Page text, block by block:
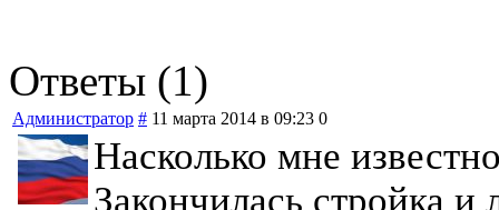
Ответы (1)
Администратор # 11 марта 2014 в 09:23 0
Насколько мне
Закончилась стройка и